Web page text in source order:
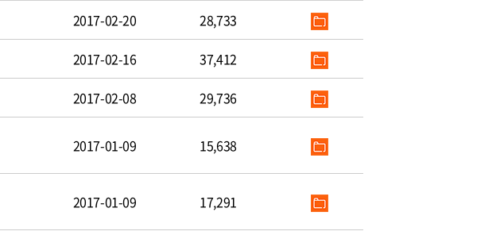
2017-02-20 28,733
2017-02-16 37,412
2017-02-08 29,736
2017-01-09 15,638
2017-01-09 17,291